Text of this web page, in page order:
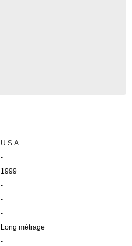
U.S.A.
-
1999
-
-
-
Long métrage
-